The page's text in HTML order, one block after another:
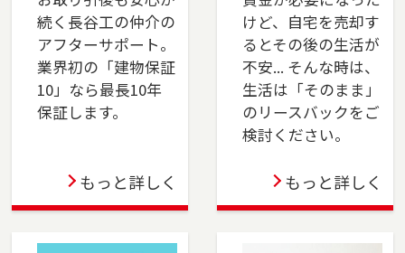
検討の方は、是非ご相談ください。フリーダイ
アル（0120-8750-86）よりお気軽にどうぞ！
2024-04-01
おおたかの森店オープン！不動産の売却も購入
も、長谷工の仲介にお任せください！ 豊富な実
の物件購入もサポートします。安心のサポート
で、スムーズな取引を実現します。
続く長谷工の仲介の
アフターサポート。
業界初の「建物保証
10」なら最長10年
保証します。
もっと詳しく
けど、自宅を売却す
るとその後の生活が
不安... そんな時は、
生活は「そのまま」
のリースバックをご
検討ください。
もっと詳しく